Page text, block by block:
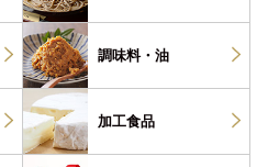
調味料・ 油
加工食品